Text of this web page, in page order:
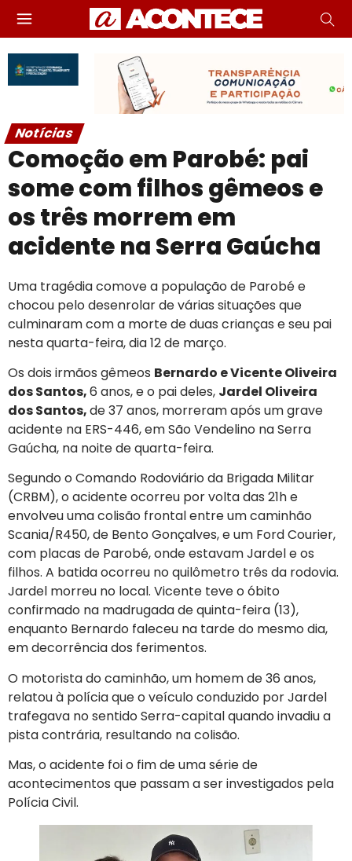
Notícias
Comoção em Parobé: pai
some com filhos gêmeos e
os três morrem em
acidente na Serra Gaúcha
Uma tragédia comove a população de Parobé e
chocou pelo desenrolar de várias situações que
culminaram com a morte de duas crianças e seu pai
nesta quarta-feira, dia 12 de março.
Os dois irmãos gêmeos Bernardo e Vicente Oliveira
dos Santos,6 anos, e o pai deles, Jardel Oliveira
dos Santos,de 37 anos, morreram após um grave
acidente na ERS-446, em São Vendelino na Serra
Gaúcha, na noite de quarta-feira.
Segundo o Comando Rodoviário da Brigada Militar
(CRBM), o acidente ocorreu por volta das 21h e
envolveu uma colisão frontal entre um caminhão
Scania/R450, de Bento Gonçalves, e um Ford Courier,
com placas de Parobé, onde estavam Jardel e os
filhos. A batida ocorreu no quilômetro três da rodovia.
Jardel morreu no local. Vicente teve o óbito
confirmado na madrugada de quinta-feira (13),
enquanto Bernardo faleceu na tarde do mesmo dia,
em decorrência dos ferimentos.
O motorista do caminhão, um homem de 36 anos,
relatou à polícia que o veículo conduzido por Jardel
trafegava no sentido Serra-capital quando invadiu a
pista contrária, resultando na colisão.
Mas, o acidente foi o fim de uma série de
acontecimentos que passam a ser investigados pela
Polícia Civil.